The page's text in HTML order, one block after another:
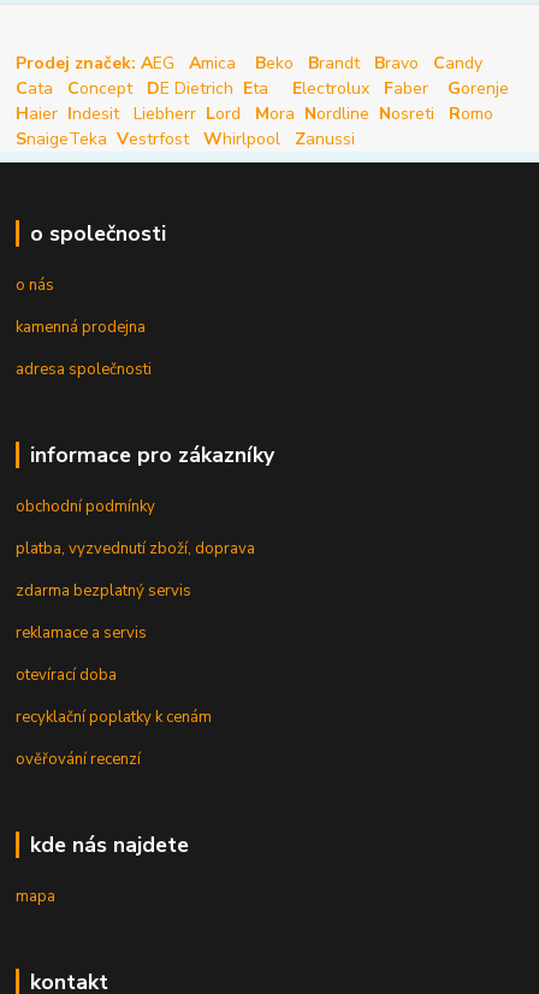
Prodej značek: AEG Amica Beko Brandt Bravo Candy
Cata Concept DE Dietrich Eta Electrolux Faber Gorenje
Haier Indesit Liebherr Lord Mora Nordline Nosreti Romo
SnaigeTeka Vestrfost Whirlpool Zanussi
o společnosti
o nás
kamenná prodejna
adresa společnosti
informace pro zákazníky
obchodní podmínky
platba, vyzvednutí zboží, doprava
zdarma bezplatný servis
reklamace a servis
otevírací doba
recyklační poplatky k cenám
ověřování recenzí
kde nás najdete
mapa
kontakt